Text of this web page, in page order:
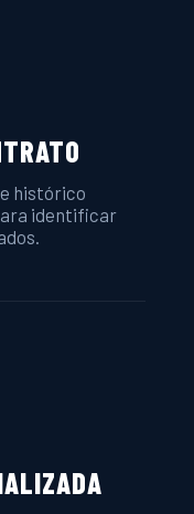
histórico
identificar